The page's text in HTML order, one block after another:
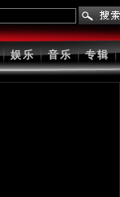
......
娱乐 音乐 专辑